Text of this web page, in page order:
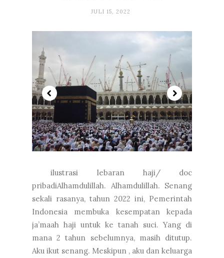
JULI 15, 2022
ilustrasi lebaran haji/ doc
pribadiAlhamdulillah. Alhamdulillah. Senang
sekali rasanya, tahun 2022 ini, Pemerintah
Indonesia membuka kesempatan kepada
ja’maah haji untuk ke tanah suci. Yang di
mana 2 tahun sebelumnya, masih ditutup.
Aku ikut senang. Meskipun , aku dan keluarga